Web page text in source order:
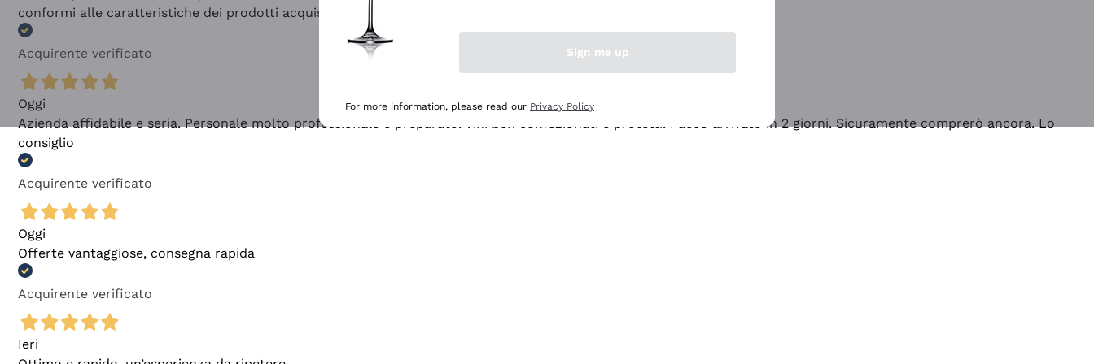
conformi alle caratteristiche dei prodotti acquistati
Acquirente verificato
Oggi
Azienda affidabile e seria. Personale molto professionale e preparato. Vini ben confezionati e protetti. Pacco arrivato in 2 giorni. Sicuramente comprerò ancora. Lo
consiglio
Acquirente verificato
Oggi
Offerte vantaggiose, consegna rapida
Acquirente verificato
Ieri
Sign me up
For more information, please read our Privacy Policy